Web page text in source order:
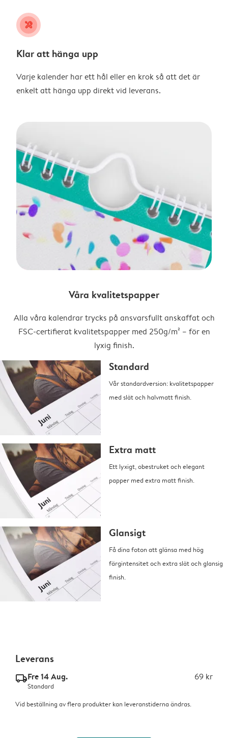
tools
Klar att hänga upp
Varje kalender har ett hål eller en krok så att det är
enkelt att hänga upp direkt vid leverans.
Våra kvalitetspapper
Alla våra kalendrar trycks på ansvarsfullt anskaffat och
FSC-certifierat kvalitetspapper med 250g/m² – för en
lyxig finish.
Standard
Vår standardversion: kvalitetspapper
med slät och halvmatt finish.
Extra matt
Ett lyxigt, obestruket och elegant
papper med extra matt finish.
Glansigt
Få dina foton att glänsa med hög
färgintensitet och extra slät och glansig
finish.
Leverans
delivery_standard_v2Fre 14 Aug. 69 kr
Standard
Vid beställning av flera produkter kan leveranstiderna ändras.